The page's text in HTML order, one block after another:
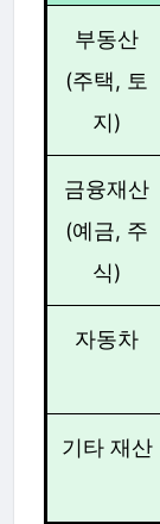
부동산
(주택, 토
지)
금융재산
(예금, 주
식)
자동차
기타 재산